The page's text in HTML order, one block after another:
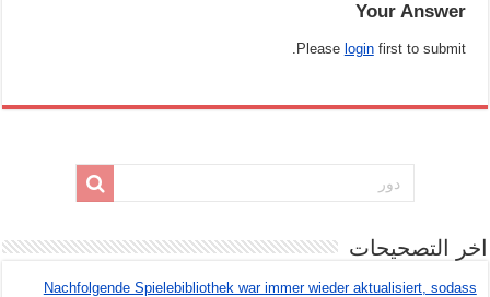
Your Answer
Please loginfirst to submit.
اخر التصحيحات
Nachfolgende Spielebibliothek war immer wieder aktualisiert, sodass